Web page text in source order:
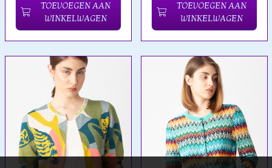
TOEVOEGEN AAN
WINKELWAGEN
TOEVOEGEN AAN
WINKELWAGEN